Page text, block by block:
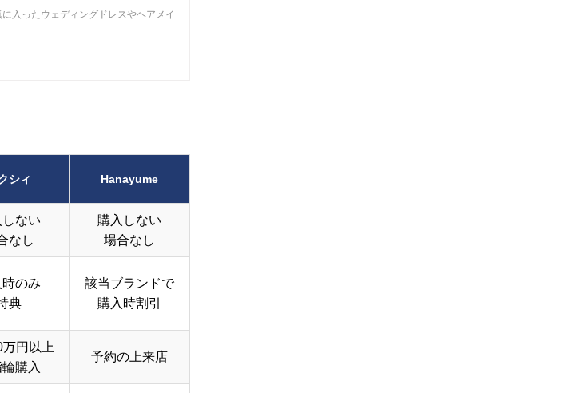
入ったウェディングドレスやヘアメイ
シィ Hanayume
しない
なし
購入しない
場合なし
時のみ
典
該当ブランドで
購入時割引
円以上
購入
予約の上来店